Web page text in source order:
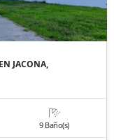
JACONA,
9 Baño(s)